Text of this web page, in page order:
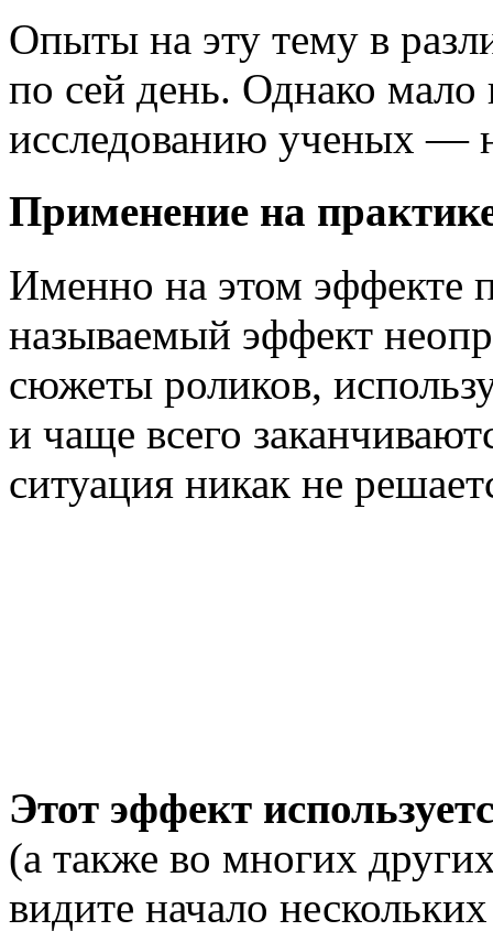
Опыты на эту тему в
по сей день. Однако мало
исследованию ученых —
Применение на
Именно на этом эффекте
называемый эффект
сюжеты роликов,
и чаще всего
ситуация никак не
Этот эффект
(а также во многих
видите начало